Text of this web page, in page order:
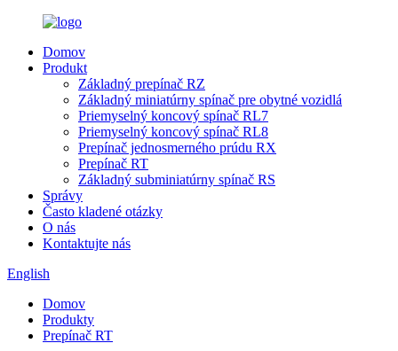
Domov
Produkt
Základný prepínač RZ
Základný miniatúrny spínač pre obytné vozidlá
Priemyselný koncový spínač RL7
Priemyselný koncový spínač RL8
Prepínač jednosmerného prúdu RX
Prepínač RT
Základný subminiatúrny spínač RS
Správy
Často kladené otázky
O nás
Kontaktujte nás
English
Domov
Produkty
Prepínač RT